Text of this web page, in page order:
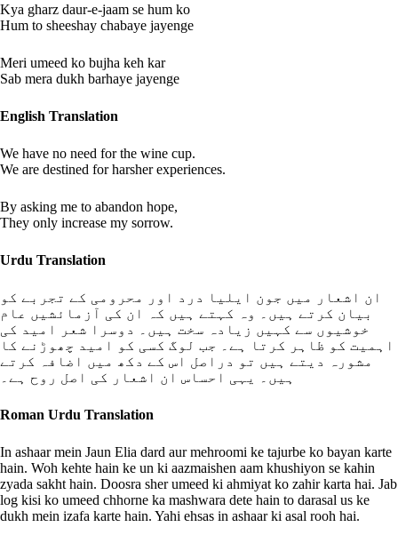
Kya gharz daur-e-jaam se hum ko
Hum to sheeshay chabaye jayenge
Meri umeed ko bujha keh kar
Sab mera dukh barhaye jayenge
English Translation
We have no need for the wine cup.
We are destined for harsher experiences.
By asking me to abandon hope,
They only increase my sorrow.
Urdu Translation
ان اشعار میں جون ایلیا درد اور محرومی کے تجربے کو
بیان کرتے ہیں۔ وہ کہتے ہیں کہ ان کی آزمائشیں عام
خوشیوں سے کہیں زیادہ سخت ہیں۔ دوسرا شعر امید کی
اہمیت کو ظاہر کرتا ہے۔ جب لوگ کسی کو امید چھوڑنے کا
مشورہ دیتے ہیں تو دراصل اس کے دکھ میں اضافہ کرتے
ہیں۔ یہی احساس ان اشعار کی اصل روح ہے۔
Roman Urdu Translation
In ashaar mein Jaun Elia dard aur mehroomi ke tajurbe ko bayan karte
hain. Woh kehte hain ke un ki aazmaishen aam khushiyon se kahin
zyada sakht hain. Doosra sher umeed ki ahmiyat ko zahir karta hai. Jab
log kisi ko umeed chhorne ka mashwara dete hain to darasal us ke
dukh mein izafa karte hain. Yahi ehsas in ashaar ki asal rooh hai.